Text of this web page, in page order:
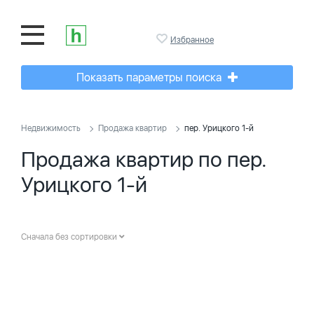
Избранное
Показать параметры поиска
Недвижимость Продажа квартир пер. Урицкого 1-й
Продажа квартир по пер.
Урицкого 1-й
Сначала без сортировки